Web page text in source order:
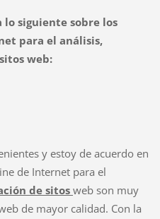
lo siguiente sobre los
para el análisis,
web:
y estoy de acuerdo en
de Internet para el
de sitosweb son muy
de mayor calidad. Con la